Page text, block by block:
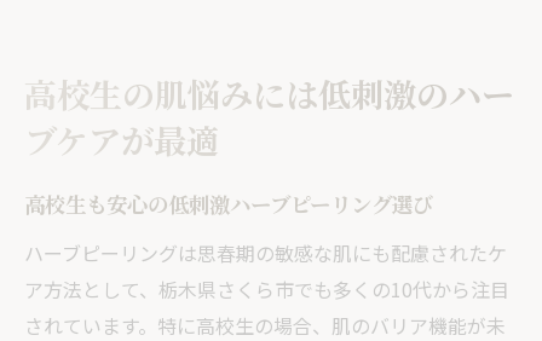
高校生の肌悩みには低刺激のハー
ブケアが最適
高校生も安心の低刺激ハーブピーリング選び
ハーブピーリングは思春期の敏感な肌にも配慮されたケ
ア方法として、栃木県さくら市でも多くの10代から注目
されています。特に高校生の場合、肌のバリア機能が未